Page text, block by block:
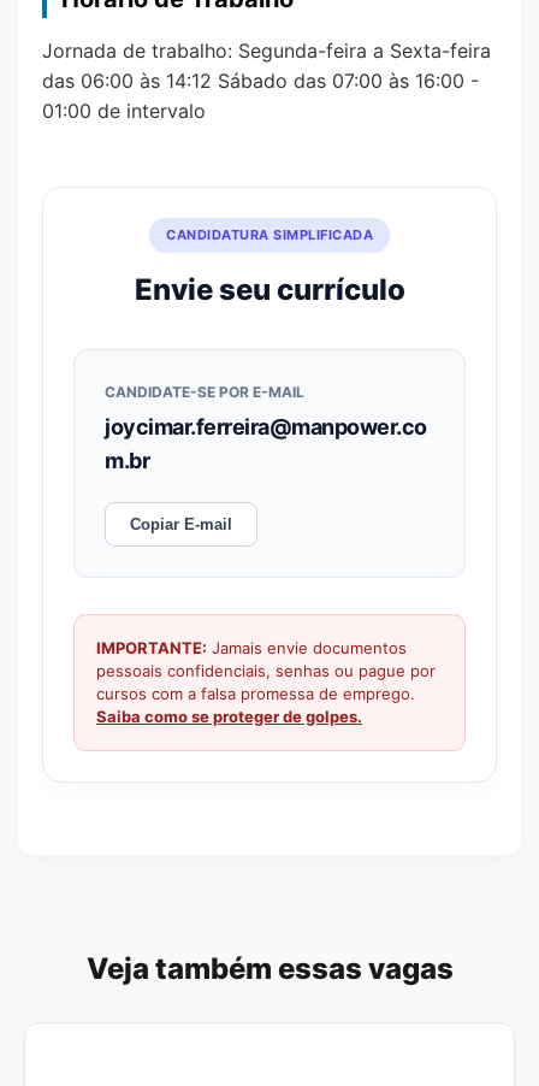
Jornada de trabalho: Segunda-feira a Sexta-feira
das 06:00 às 14:12 Sábado das 07:00 às 16:00 -
01:00 de intervalo
CANDIDATURA SIMPLIFICADA
Envie seu currículo
CANDIDATE-SE POR E-MAIL
joycimar.ferreira@manpower.co
m.br
Copiar E-mail
IMPORTANTE: Jamais envie documentos
pessoais confidenciais, senhas ou pague por
cursos com a falsa promessa de emprego.
Saiba como se proteger de golpes.
Veja também essas vagas